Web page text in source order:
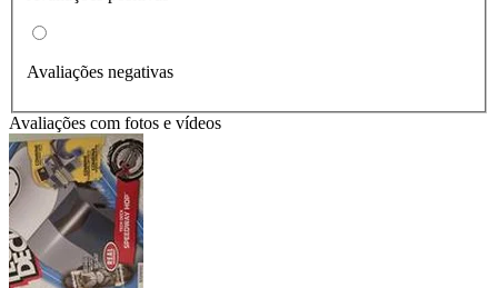
Avaliações negativas
Avaliações com fotos e vídeos